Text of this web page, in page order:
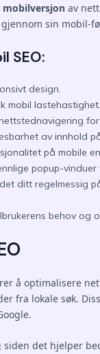
mobilversjon av
sin mobil-
SEO:
design.
mobil lastehastighet.
for
av innhold
på mobile
popup-
ditt regelmessig
behov og
å optimalisere
fra lokale søk.
siden det hjelper